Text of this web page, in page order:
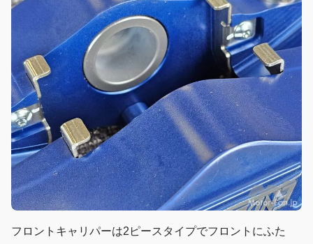
フロントキャリパーは2ピースタイプでフロントにふた